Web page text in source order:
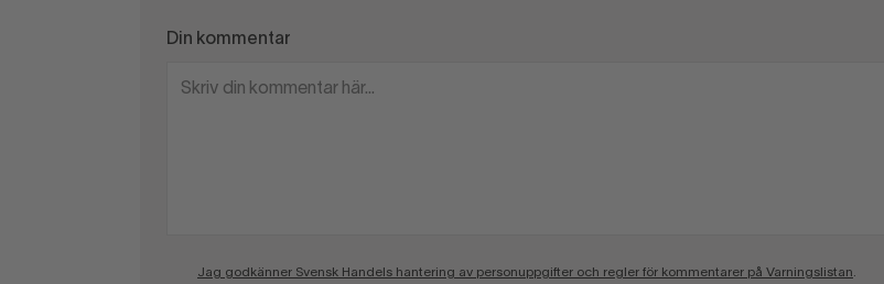
Din kommentar
Jag godkänner Svensk Handels hantering av personuppgifter och regler för kommentarer på Varningslistan